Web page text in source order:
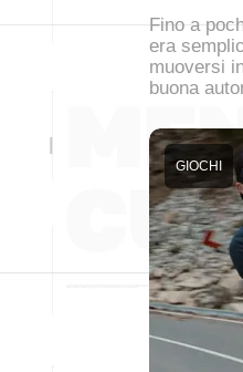
Fino a
era
muoversi
buona
GIOCHI